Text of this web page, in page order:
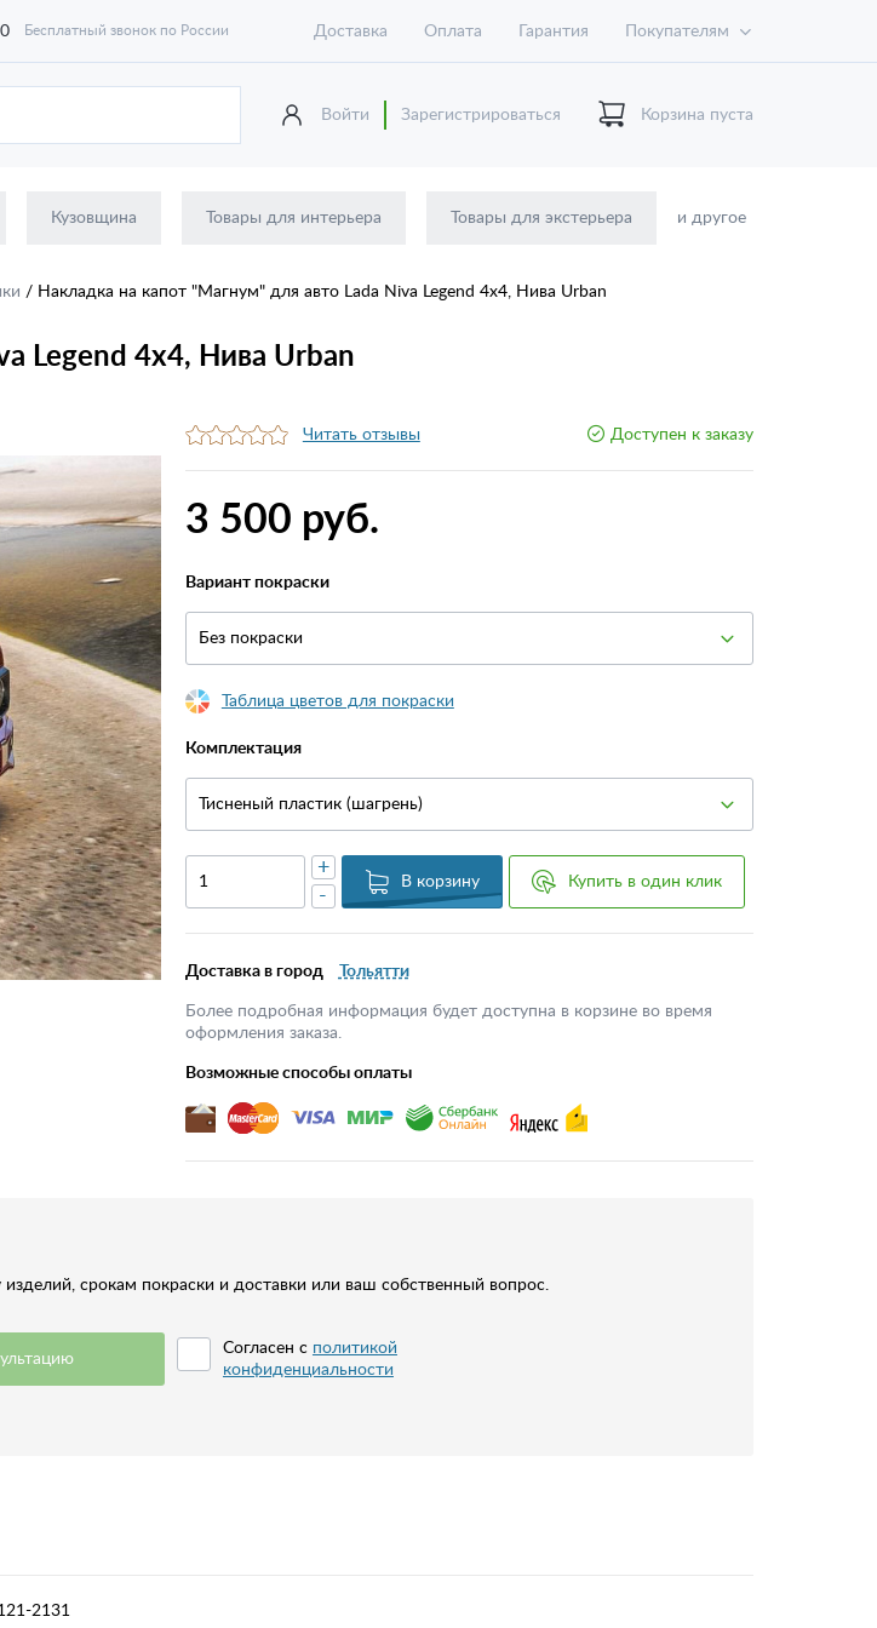
Бесплатный звонок по России Доставка Оплата Гарантия Покупателям
Войти Зарегистрироваться Корзина пуста
Кузовщина Товары для интерьера Товары для экстерьера и другое
/ Накладка на капот "Магнум" для авто Lada Niva Legend 4x4, Нива Urban
Legend 4x4, Нива Urban
Читать отзывы Доступен к заказу
3 500 руб.
Вариант покраски
Без покраски
Таблица цветов для покраски
Комплектация
Тисненый пластик (шагрень)
-
+
В корзину Купить в один клик
Доставка в город Тольятти
Более подробная информация будет доступна в корзине во время
оформления заказа.
Возможные способы оплаты
срокам покраски и доставки или ваш собственный вопрос.
Согласен с политикой
конфиденциальности
2131